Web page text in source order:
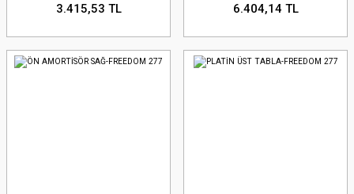
3.415,53 TL 6.404,14 TL